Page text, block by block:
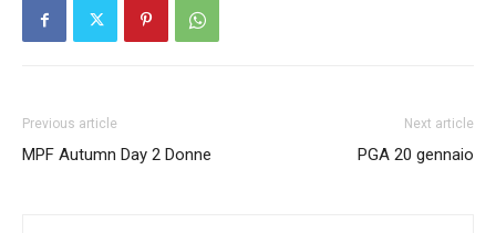
Previous article
MPF Autumn Day 2 Donne
Next article
PGA 20 gennaio